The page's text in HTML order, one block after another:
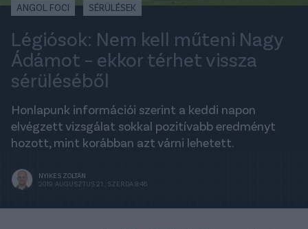
ANGOL FOCI SÉRÜLÉSEK
Légiósok: Nem kell műteni Nagy
Ádámot – ekkor térhet vissza
sérüléséből
Honlapunk információi szerint a keddi napon
elvégzett vizsgálat sokkal pozitívabb eredményt
hozott, mint korábban azt várni lehetett.
NYIKES ZOLTÁN
2019. AUGUSZTUS 21., SZERDA 8:46